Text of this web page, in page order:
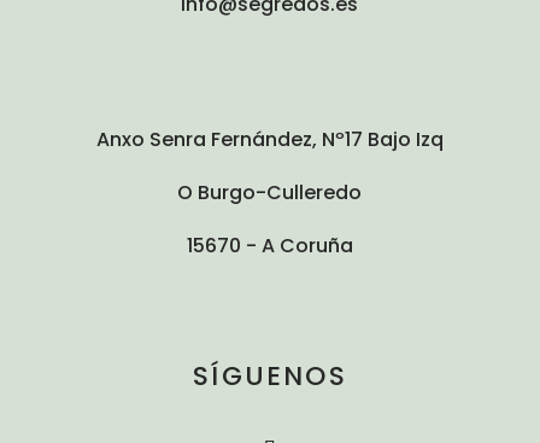
Anxo Senra Fernández, Nº17 Bajo Izq
O Burgo-Culleredo
15670 - A Coruña
SÍGUENOS